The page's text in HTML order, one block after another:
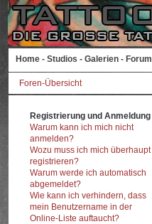
Home - Studios - Galerien - Forum
Foren-Übersicht
Registrierung und Anmeldung
Warum kann ich mich nicht
anmelden?
Wozu muss ich mich überhaupt
registrieren?
Warum werde ich automatisch
abgemeldet?
Wie kann ich verhindern, dass
mein Benutzername in der
Online-Liste auftaucht?